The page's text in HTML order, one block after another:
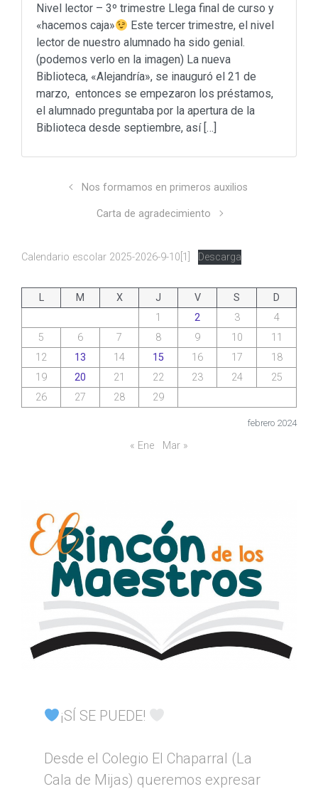
Nivel lector – 3º trimestre Llega final de curso y
«hacemos caja»
Este tercer trimestre, el nivel
lector de nuestro alumnado ha sido genial.
(podemos verlo en la imagen) La nueva
Biblioteca, «Alejandría», se inauguró el 21 de
marzo, entonces se empezaron los préstamos,
el alumnado preguntaba por la apertura de la
Biblioteca desde septiembre, así […]
Nos formamos en primeros auxilios
Carta de agradecimiento
Calendario escolar 2025-2026-9-10[1] Descarga
febrero 2024
L M X J V S
D
1
2 3
4
5
6 7 8 9 10
11
12
13 14 15 16 17
18
19
20 21 22 23 24
25
26
27 28 29
« Ene Mar »
¡SÍ SE PUEDE!
Desde el Colegio El Chaparral (La
Cala de Mijas) queremos expresar